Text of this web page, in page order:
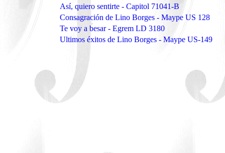
Así, quiero sentirte - Capitol 71041-B
Consagración de Lino Borges - Maype US 128
Te voy a besar - Egrem LD 3180
Ultimos éxitos de Lino Borges - Maype US-149